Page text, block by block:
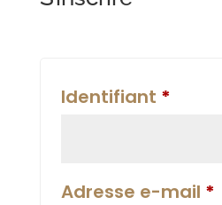
Identifiant *
Adresse e-mail *